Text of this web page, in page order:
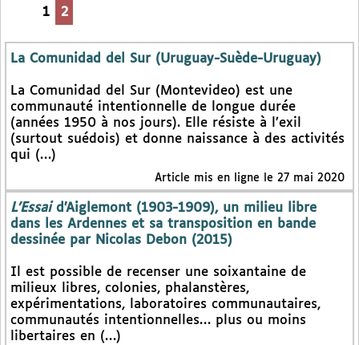
1 2
La Comunidad del Sur (Uruguay-Suède-Uruguay)
La Comunidad del Sur (Montevideo) est une
communauté intentionnelle de longue durée
(années 1950 à nos jours). Elle résiste à l’exil
(surtout suédois) et donne naissance à des activités
qui (…)
Article mis en ligne le 27 mai 2020
L’Essaid’Aiglemont (1903-1909), un milieu libre
dans les Ardennes et sa transposition en bande
dessinée par Nicolas Debon (2015)
Il est possible de recenser une soixantaine de
milieux libres, colonies, phalanstères,
expérimentations, laboratoires communautaires,
communautés intentionnelles… plus ou moins
libertaires en (…)